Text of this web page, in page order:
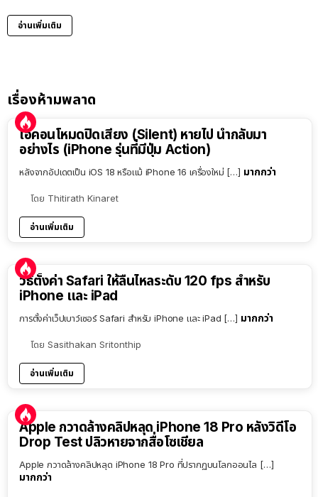
อ่านเพิ่มเติม
เรื่องห้ามพลาด
ไอคอนโหมดปิดเสียง (Silent) หายไป นำกลับมา
อย่างไร (iPhone รุ่นที่มีปุ่ม Action)
หลังจากอัปเดตเป็น iOS 18 หรือแม้ iPhone 16 เครื่องใหม่ […] มากกว่า
โดย Thitirath Kinaret
อ่านเพิ่มเติม
วิธีตั้งค่า Safari ให้ลื่นไหลระดับ 120 fps สำหรับ
iPhone และ iPad
การตั้งค่าเว็ปเบาว์เซอร์ Safari สำหรับ iPhone และ iPad […] มากกว่า
โดย Sasithakan Sritonthip
อ่านเพิ่มเติม
Apple กวาดล้างคลิปหลุด iPhone 18 Pro หลังวิดีโอ
Drop Test ปลิวหายจากสื่อโซเชียล
Apple กวาดล้างคลิปหลุด iPhone 18 Pro ที่ปรากฏบนโลกออนไล […]
มากกว่า